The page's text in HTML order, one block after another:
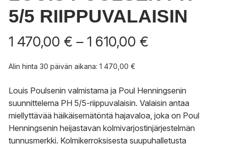
5/5 RIIPPUVALAISIN
1 470,00 € – 1 610,00 €
1
610,00 €
Alin hinta 30 päivän aikana: 1 470,00 €
Louis Poulsenin valmistama ja Poul Henningsenin
suunnittelema PH 5/5-riippuvalaisin. Valaisin antaa
miellyttävää häikäisemätöntä hajavaloa, joka on Poul
Henningsenin heijastavan kolmivarjostinjärjestelmän
tunnusmerkki. Kolmikerroksisesta suupuhalletusta